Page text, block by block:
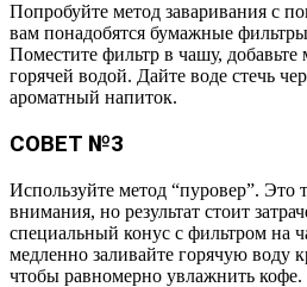
Попробуйте метод заваривания с
вам понадобятся бумажные
Поместите фильтр в чашу, добавьте
горячей водой. Дайте воде стечь
ароматный напиток.
СОВЕТ №3
Используйте метод “пуровер”. Это
внимания, но результат стоит
специальный конус с фильтром на
медленно заливайте горячую воду
чтобы равномерно увлажнить кофе.